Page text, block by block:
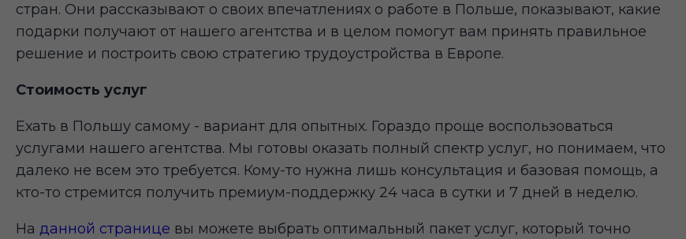
стран. Они рассказывают о своих впечатлениях о работе в Польше, показывают, какие
подарки получают от нашего агентства и в целом помогут вам принять правильное
решение и построить свою стратегию трудоустройства в Европе.
Стоимость услуг
Ехать в Польшу самому - вариант для опытных. Гораздо проще воспользоваться
услугами нашего агентства. Мы готовы оказать полный спектр услуг, но понимаем, что
далеко не всем это требуется. Кому-то нужна лишь консультация и базовая помощь, а
кто-то стремится получить премиум-поддержку 24 часа в сутки и 7 дней в неделю.
На данной странице вы можете выбрать оптимальный пакет услуг, который точно